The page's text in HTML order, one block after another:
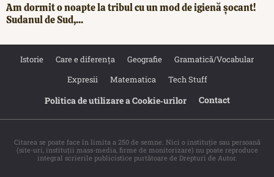
Am dormit o noapte la tribul cu un mod de igienă șocant!
Sudanul de Sud,...
Istorie Care e diferența Geografie
Gramatică/Vocabular
Expresii
Matematica Tech Stuff
Politica de utilizare a Cookie‐urilor Contact
Citarea se poate face în limita a 250 de semne. Nici o instituţie sau persoană
(site-uri, instituţii mass-media, firme de monitorizare) nu poate reproduce
integral scrierile publicistice purtătoare de Drepturi de Autor.